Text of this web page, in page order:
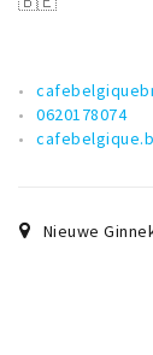
0620178074
Nieuwe